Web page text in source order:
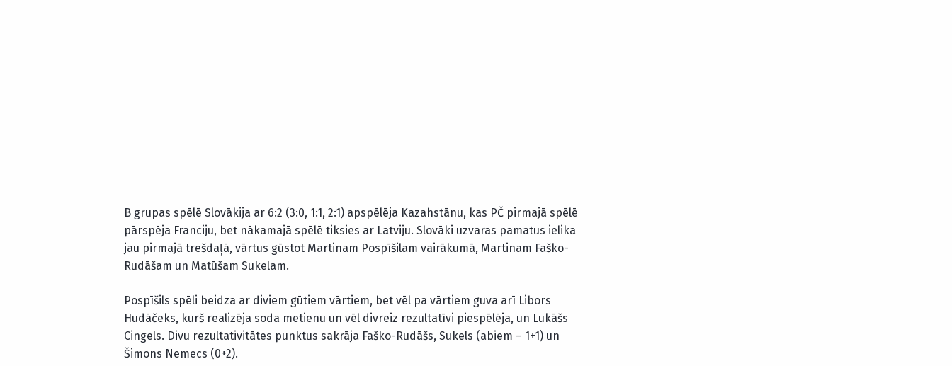
B grupas spēlē Slovākija ar 6:2 (3:0, 1:1, 2:1) apspēlēja Kazahstānu, kas PČ pirmajā spēlē
pārspēja Franciju, bet nākamajā spēlē tiksies ar Latviju. Slovāki uzvaras pamatus ielika
jau pirmajā trešdaļā, vārtus gūstot Martinam Pospīšilam vairākumā, Martinam Faško-
Rudāšam un Matūšam Sukelam.
Pospīšils spēli beidza ar diviem gūtiem vārtiem, bet vēl pa vārtiem guva arī Libors
Hudāčeks, kurš realizēja soda metienu un vēl divreiz rezultatīvi piespēlēja, un Lukāšs
Cingels. Divu rezultativitātes punktus sakrāja Faško-Rudāšs, Sukels (abiem – 1+1) un
Šimons Nemecs (0+2).